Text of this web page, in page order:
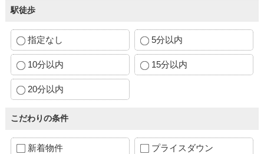
駅徒歩
指定なし 5分以内
10分以内 15分以内
20分以内
こだわりの条件
新着物件 プライスダウン